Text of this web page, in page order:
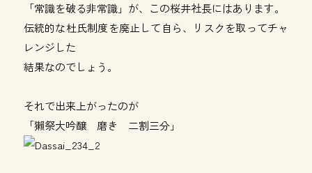
「常識を破る非常識」が、この桜井社長にはあります。
伝統的な杜氏制度を廃止して自ら、リスクを取ってチャ
レンジした
結果なのでしょう。
それで出来上がったのが
「獺祭大吟醸 磨き 二割三分」